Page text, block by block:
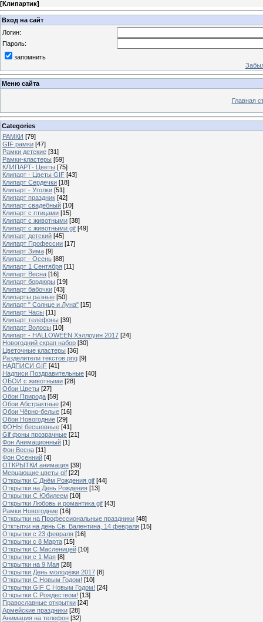
[Клипартик]
Вход на сайт
Логин:
Пароль:
запомнить
Меню сайта
Главная
Categories
РАМКИ [79]
GIF рамки [47]
Рамки детские [31]
Рамки-кластеры [59]
КЛИПАРТ- Цветы [75]
Клипарт - Цветы GIF [43]
Клипарт Сердечки [18]
Клипарт - Уголки [51]
Клипарт праздник [42]
Клипарт свадебный [10]
Клипарт с птицами [15]
Клипарт с животными [38]
Клипарт с животными gif [49]
Клипарт детский [45]
Клипарт Профессии [17]
Клипарт Зима [9]
Клипарт - Осень [88]
Клипарт 1 Сентября [11]
Клипарт Весна [16]
Клипарт бордюры [19]
Клипарт бабочки [43]
Клипарты разные [50]
Клипарт " Солнце и Луна" [15]
Клипарт Часы [11]
Клипарт телефоны [39]
Клипарт Волосы [10]
Клипарт - HALLOWEEN Хэллоуин 2017 [24]
Новогодний скрап набор [30]
Цветочные кластеры [36]
Разделители текстов png [9]
НАДПИСИ GIF [41]
Надписи Поздравительные [40]
ОБОИ с животными [28]
Обои Цветы [27]
Обои Природа [59]
Обои Абстрактные [24]
Обои Чёрно-белые [16]
Обои Новогодние [29]
ФОНЫ бесшовные [41]
Gif фоны прозрачные [21]
Фон Анимационный [1]
Фон Весна [11]
Фон Осенний [4]
ОТКРЫТКИ анимация [39]
Мерцающие цветы gif [22]
Открытки С Днём Рождения gif [44]
Открытки на День Рождения [13]
Открытки С Юбилеем [10]
Открытки Любовь и романтика gif [43]
Рамки Новогодние [16]
Открытки на Профессиональные праздники [48]
Отктытки на день Св. Валентина, 14 февраля [15]
Открытки с 23 февраля [16]
Открытки с 8 Марта [15]
Открытки С Масленицей [10]
Открытки с 1 Мая [8]
Открытки на 9 Мая [28]
Открытки День молодёжи 2017 [8]
Открытки С Новым Годом! [10]
Открытки GIF С Новым Годом! [24]
Открытки С Рождеством! [13]
Православные открытки [24]
Армейские праздники [28]
Анимация на телефон [32]